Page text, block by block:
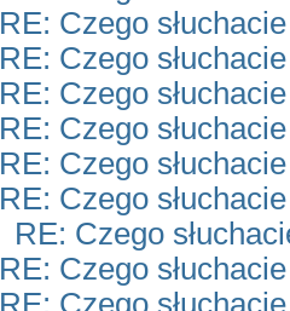
RE: Czego
RE: Czego
RE: Czego
RE: Czego
RE: Czego
RE: Czego
RE: Czego
RE: Czego
RE: Czego